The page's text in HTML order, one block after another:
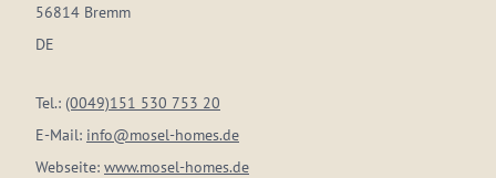
56814 Bremm
DE
Tel.: (0049)151 530 753 20
E-Mail: info@mosel-homes.de
Webseite: www.mosel-homes.de